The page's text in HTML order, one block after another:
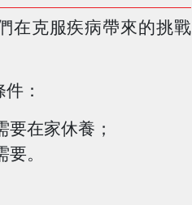
在克服疾病帶來的挑戰
：
在家休養；
。